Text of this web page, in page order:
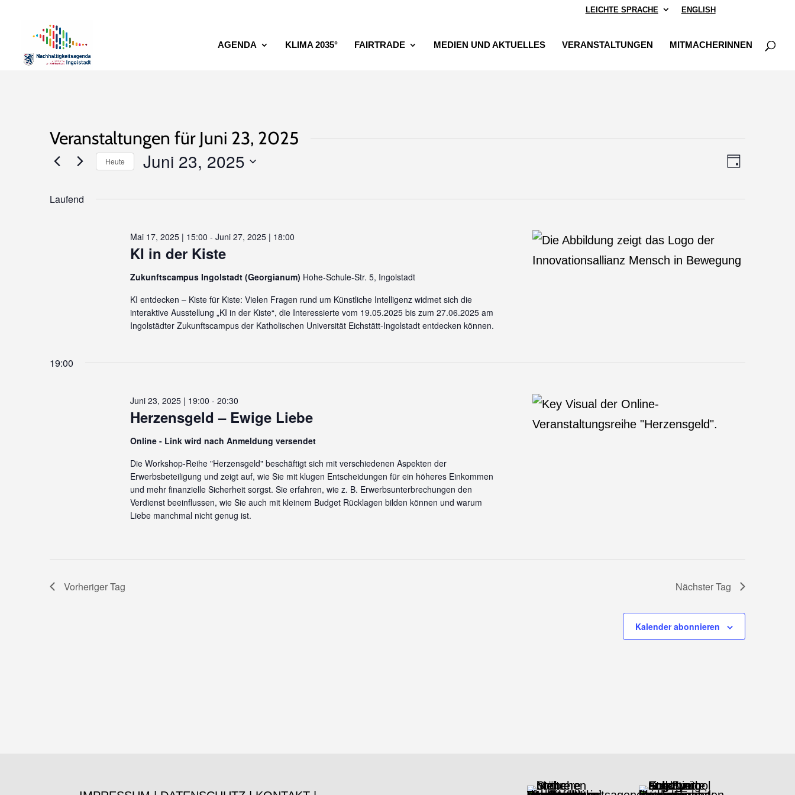
LEICHTE SPRACHE ENGLISH
AGENDA KLIMA 2035° FAIRTRADE MEDIEN UND AKTUELLES VERANSTALTUNGEN MITMACHERINNEN
Veranstaltungen für Juni 23, 2025
Ansichten-
Tag
Heute Juni 23, 2025
wählen.
Laufend
KI in der Kiste
Mai 17, 2025 | 15:00 - Juni 27, 2025 | 18:00
Zukunftscampus Ingolstadt (Georgianum) Hohe-Schule-Str. 5, Ingolstadt
KI entdecken – Kiste für Kiste: Vielen Fragen rund um Künstliche Intelligenz widmet sich die
interaktive Ausstellung „KI in der Kiste“, die Interessierte vom 19.05.2025 bis zum 27.06.2025 am
Ingolstädter Zukunftscampus der Katholischen Universität Eichstätt-Ingolstadt entdecken können.
19:00
Herzensgeld – Ewige Liebe
Juni 23, 2025 | 19:00 - 20:30
Online - Link wird nach Anmeldung versendet
Die Workshop-Reihe "Herzensgeld" beschäftigt sich mit verschiedenen Aspekten der
Erwerbsbeteiligung und zeigt auf, wie Sie mit klugen Entscheidungen für ein höheres Einkommen
und mehr finanzielle Sicherheit sorgst. Sie erfahren, wie z. B. Erwerbsunterbrechungen den
Verdienst beeinflussen, wie Sie auch mit kleinem Budget Rücklagen bilden können und warum
Liebe manchmal nicht genug ist.
Vorheriger Tag Nächster Tag
Kalender abonnieren